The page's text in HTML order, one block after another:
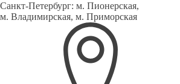
Санкт-Петербург: м. Пионерская,
м. Владимирская, м. Приморская